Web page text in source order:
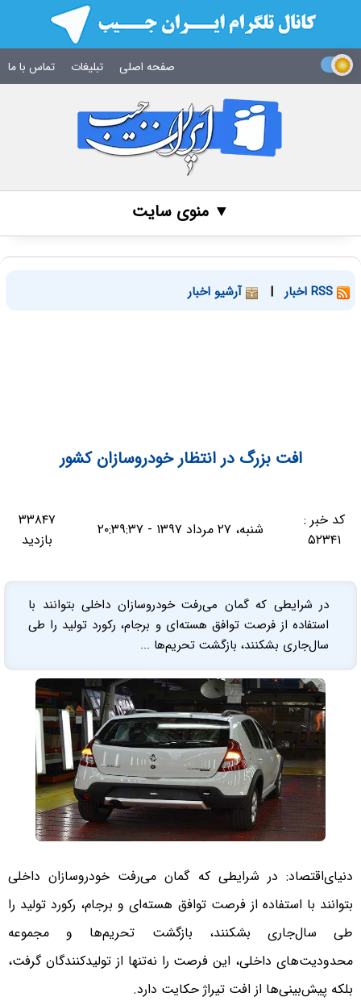
صفحه اصلی تبلیغات تماس با ما
▼ منوی سایت
| آرشیو اخبار
افت بزرگ در انتظار خودروسازان کشور
کد خبر :
۵۲۳۴۱
شنبه، ۲۷ مرداد ۱۳۹۷ - ۲۰:۳۹:۳۷
۳۳۸۴۷
بازدید
در شرایطی که گمان می‌رفت خودروسازان داخلی بتوانند با
استفاده از فرصت توافق هسته‌ای و برجام، رکورد تولید را طی
سال‌جاری بشکنند، بازگشت تحریم‌ها ...
دنیای‌اقتصاد: در شرایطی که گمان می‌رفت خودروسازان داخلی
بتوانند با استفاده از فرصت توافق هسته‌ای و برجام، رکورد تولید را
طی سال‌جاری بشکنند، بازگشت تحریم‌ها و مجموعه
محدودیت‌های داخلی، این فرصت را نه‌تنها از تولید‌کنندگان گرفت،
بلکه پیش‌بینی‌ها از افت تیراژ حکایت دارد.